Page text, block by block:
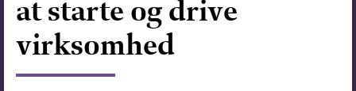
at starte og drive
virksomhed